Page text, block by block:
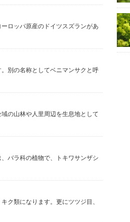
ロッパ原産のドイツスズランがあ
別の名称としてベニマンサクと呼
の山林や人里周辺を生息地として
バラ科の植物で、トキワサンザシ
ク類になります。更にツツジ目、